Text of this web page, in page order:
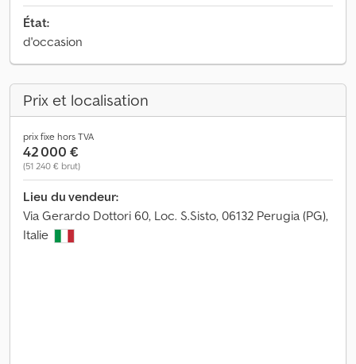
État:
d'occasion
Prix et localisation
prix fixe hors TVA
42 000 €
(51 240 € brut)
Lieu du vendeur:
Via Gerardo Dottori 60, Loc. S.Sisto, 06132 Perugia (PG),
Italie